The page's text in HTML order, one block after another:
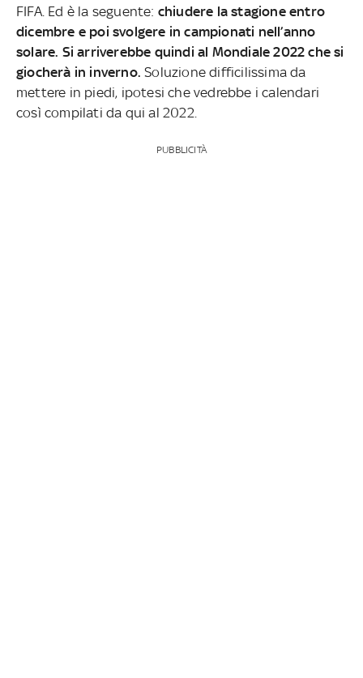
FIFA. Ed è la seguente: chiudere la stagione entro
dicembre e poi svolgere in campionati nell’anno
solare. Si arriverebbe quindi al Mondiale 2022 che si
giocherà in inverno. Soluzione difficilissima da
mettere in piedi, ipotesi che vedrebbe i calendari
così compilati da qui al 2022.
PUBBLICITÀ